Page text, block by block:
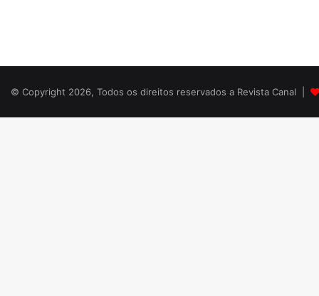
© Copyright 2026, Todos os direitos reservados a Revista Canal |